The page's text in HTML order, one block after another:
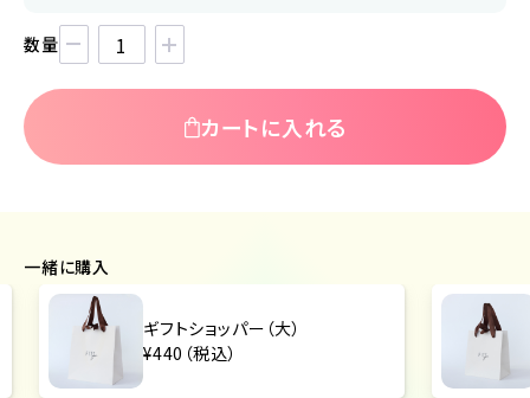
数量
カートに入れる
一緒に購入
ギフトショッパー（中）
¥440（税込）